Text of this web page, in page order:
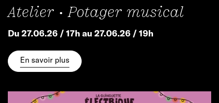
Atelier • Potager musical
Du 27.06.26 / 17h au 27.06.26 / 19h
En savoir plus